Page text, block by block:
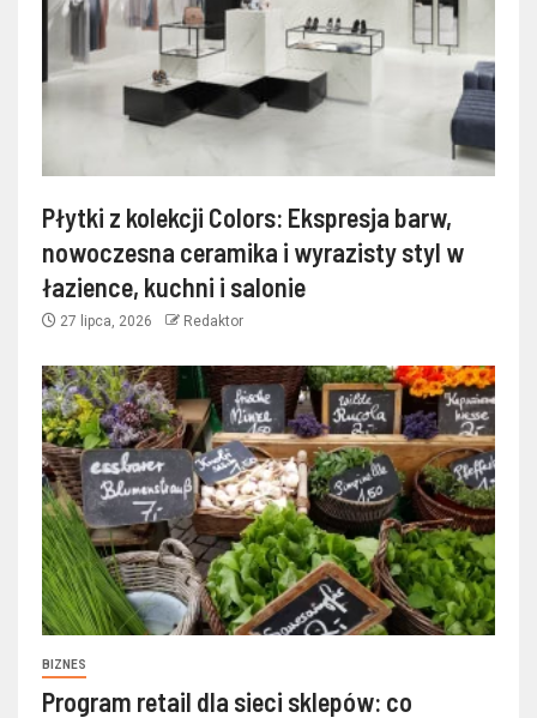
Płytki z kolekcji Colors: Ekspresja barw,
nowoczesna ceramika i wyrazisty styl w
łazience, kuchni i salonie
27 lipca, 2026 Redaktor
BIZNES
Program retail dla sieci sklepów: co